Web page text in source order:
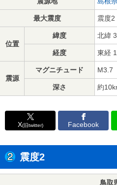
最大震度 震度2
位置
緯度 北緯
経度 東経
震源
マグニチュード M3.7
深さ 約
X(旧twitter) Facebook
震度2
鳥取